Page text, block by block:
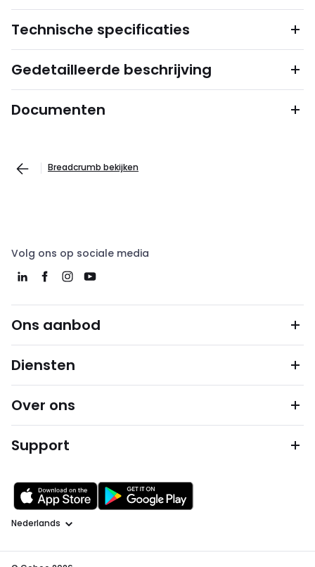
Technische specificaties
Gedetailleerde beschrijving
Documenten
Breadcrumb bekijken
Volg ons op sociale media
Ons aanbod
Diensten
Over ons
Support
Taal